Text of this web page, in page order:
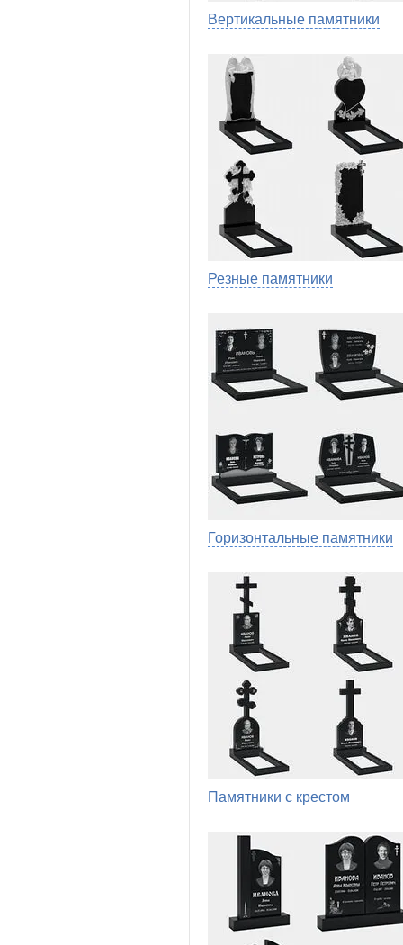
Вертикальные памятники
Резные памятники
Горизонтальные памятники
Памятники с крестом